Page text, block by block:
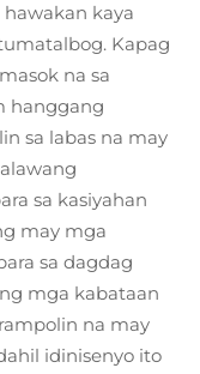
kaya
Kapag
na sa
hanggang
sa labas na may
sa kasiyahan
may mga
sa dagdag
mga kabataan
na may
idinisenyo ito